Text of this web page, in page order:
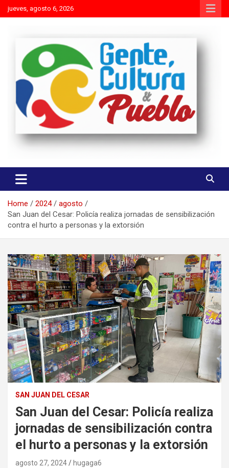
Skip
to
jueves, agosto 6, 2026
Gente Cultura y Pueblo
Home 2024
agosto
San Juan del Cesar: Policía realiza jornadas de sensibilización
contra el hurto a personas y la extorsión
SAN JUAN DEL CESAR
San Juan del Cesar: Policía realiza
jornadas de sensibilización contra
el hurto a personas y la extorsión
agosto 27, 2024 hugaga6